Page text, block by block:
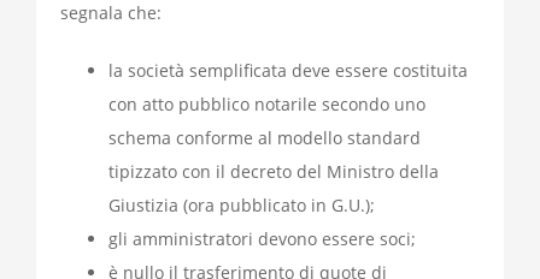
segnala che:
la società semplificata deve essere costituita
con atto pubblico notarile secondo uno
schema conforme al modello standard
tipizzato con il decreto del Ministro della
Giustizia (ora pubblicato in G.U.);
gli amministratori devono essere soci;
è nullo il trasferimento di quote di